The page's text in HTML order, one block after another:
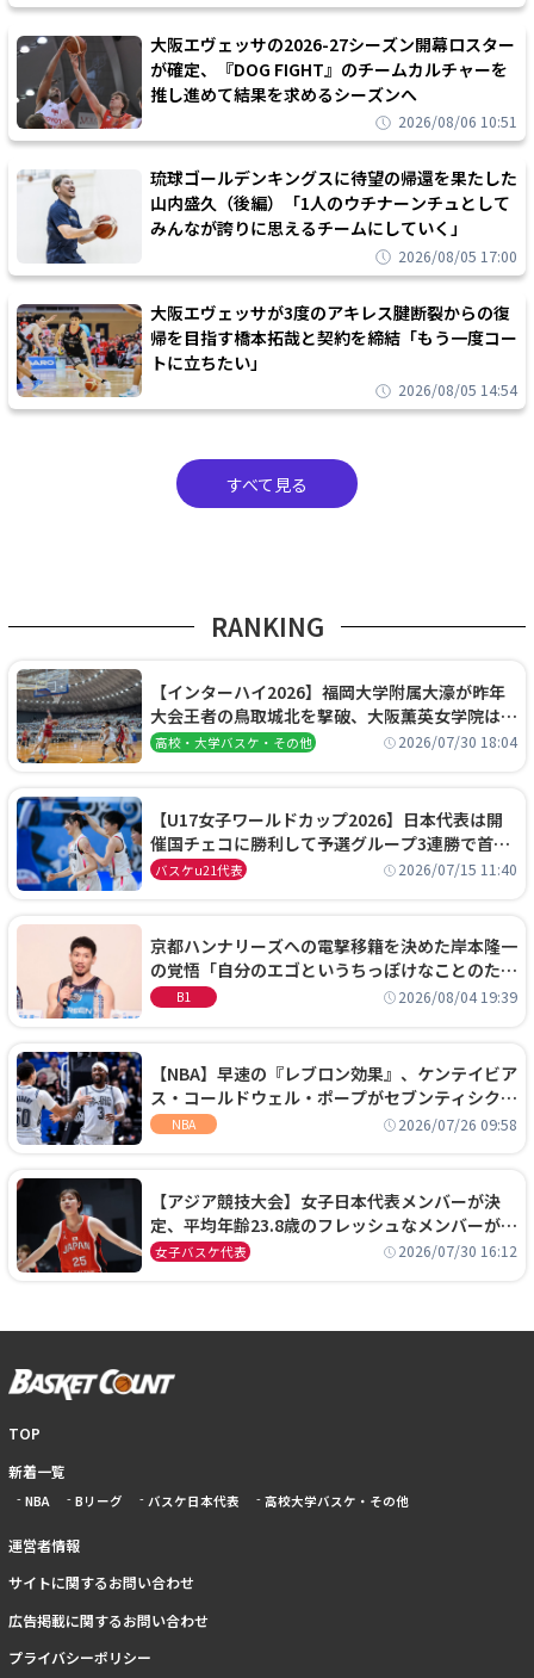
大阪エヴェッサの2026-27シーズン開幕ロスター
が確定、『DOG FIGHT』のチームカルチャーを
推し進めて結果を求めるシーズンへ
2026/08/06 10:51
琉球ゴールデンキングスに待望の帰還を果たした
山内盛久（後編）「1人のウチナーンチュとして
みんなが誇りに思えるチームにしていく」
2026/08/05 17:00
大阪エヴェッサが3度のアキレス腱断裂からの復
帰を目指す橋本拓哉と契約を締結「もう一度コー
トに立ちたい」
2026/08/05 14:54
すべて見る
RANKING
【インターハイ2026】福岡大学附属大濠が昨年
大会王者の鳥取城北を撃破、大阪薫英女学院は岐
阜女子に完勝、大会3日目試合結果
高校・大学バスケ・その他 2026/07/30 18:04
【U17女子ワールドカップ2026】日本代表は開
催国チェコに勝利して予選グループ3連勝で首位
通過！準々決勝の相手はエジプトに決定
バスケu21代表 2026/07/15 11:40
京都ハンナリーズへの電撃移籍を決めた岸本隆一
の覚悟「自分のエゴというちっぽけなことのため
に、京都に来たわけではない」
B1 2026/08/04 19:39
【NBA】早速の『レブロン効果』、ケンテイビア
ス・コールドウェル・ポープがセブンティシクサ
ーズに1年契約で加入
NBA 2026/07/26 09:58
【アジア競技大会】女子日本代表メンバーが決
定、平均年齢23.8歳のフレッシュなメンバーが日
本開催の大舞台で頂点を狙う
女子バスケ代表 2026/07/30 16:12
TOP
新着一覧
NBA Bリーグ バスケ日本代表 高校大学バスケ・その他
運営者情報
サイトに関するお問い合わせ
広告掲載に関するお問い合わせ
プライバシーポリシー